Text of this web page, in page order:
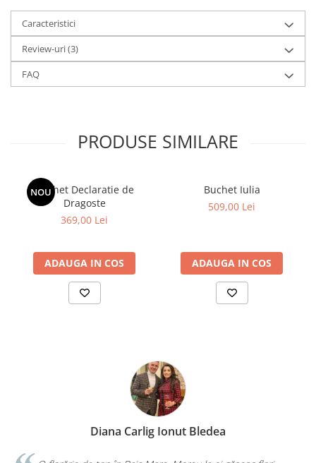
Caracteristici
Review-uri(3)
FAQ
PRODUSE SIMILARE
NOU
Buchet Declaratie de
Dragoste
369,00 Lei
ADAUGA IN COS
Buchet Iulia
509,00 Lei
ADAUGA IN COS
Diana Illés